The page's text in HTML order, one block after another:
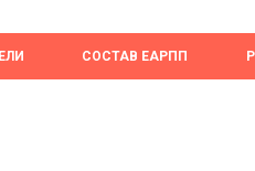
СОСТАВ ЕАРПП